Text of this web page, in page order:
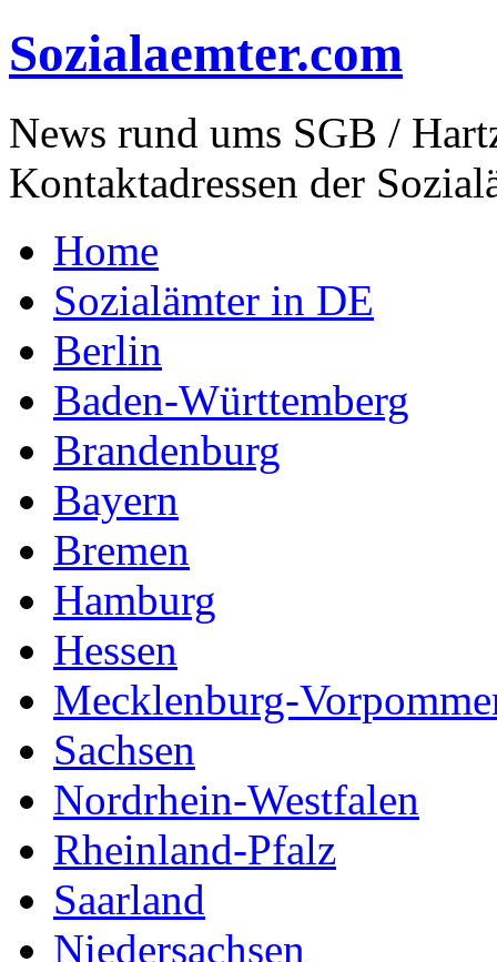
Sozialaemter.com
News rund ums SGB /
Kontaktadressen der
Home
Sozialämter in DE
Berlin
Baden-Württemberg
Brandenburg
Bayern
Bremen
Hamburg
Hessen
Mecklenburg-
Sachsen
Nordrhein-Westfalen
Rheinland-Pfalz
Saarland
Niedersachsen